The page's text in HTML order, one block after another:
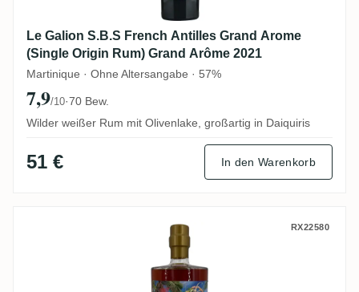
Le Galion S.B.S French Antilles Grand Arome
(Single Origin Rum) Grand Arôme 2021
Martinique · Ohne Altersangabe · 57%
7,9/10·70 Bew.
Wilder weißer Rum mit Olivenlake, großartig in Daiquiris
51 € In den Warenkorb
New Yarmouth Rumclub Private Selection
RX22580